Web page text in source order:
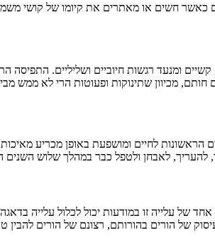
כאשר חשים או מאתרים את קיומו של קושי
ומנעד רגשות חיוביים ושליליים. התפיסה
מכיוון שתינוקות ופעוטות הרי לא ממש
הראשונות לחיים ומושפעת באופן מכריע
של עלייה זו במודעות יכול לכלול עלייה
של הורים בהורותם, רצונם של הורים